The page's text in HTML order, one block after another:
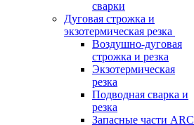
сварки
Дуговая строжка и
экзотермическая резка
Воздушно-дуговая
строжка и резка
Экзотермическая
резка
Подводная сварка и
резка
Запасные части ARC